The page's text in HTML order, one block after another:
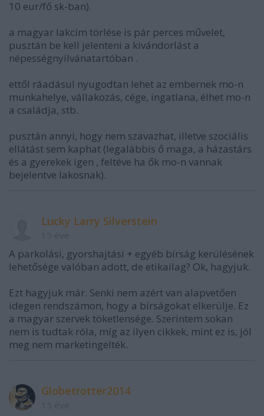
10 eur/fő sk-ban).
a magyar lakcím törlése is pár perces művelet,
pusztán be kell jelenteni a kivándorlást a
népességnyilvánatartóban .
ettől ráadásul nyugodtan lehet az embernek mo-n
munkahelye, vállakozás, cége, ingatlana, élhet mo-n
a családja, stb.
pusztán annyi, hogy nem szavazhat, illetve szociális
ellátást sem kaphat (legalábbis ő maga, a házastárs
és a gyerekek igen , feltéve ha ők mo-n vannak
bejelentve lakosnak).
Lucky Larry Silverstein
A parkolási, gyorshajtási + egyéb bírság kerülésének
lehetősége valóban adott, de etikailag? Ok, hagyjuk.
Ezt hagyjuk már. Senki nem azért van alapvetően
idegen rendszámon, hogy a bírságokat elkerülje. Ez
a magyar szervek töketlensége. Szerintem sokan
nem is tudtak róla, míg az ilyen cikkek, mint ez is, jól
meg nem marketingelték.
Globetrotter2014